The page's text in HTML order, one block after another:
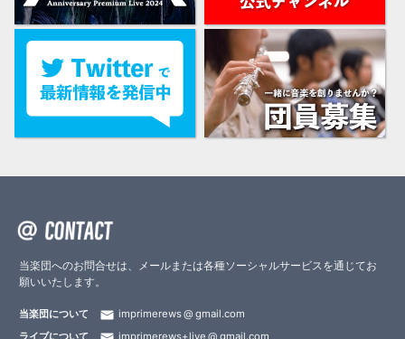
当楽団へのお問合せは、メールまたは各種ソーシャルサービスを通じてお
願いいたします。
当楽団について imprimerews
gmail.com